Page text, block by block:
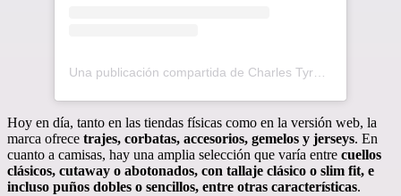
Una publicación compartida de Charles Tyrwhitt (@charlestyrwhitt)
Hoy en día, tanto en las tiendas físicas como en la versión web, la
marca ofrece trajes, corbatas, accesorios, gemelos y jerseys. En
cuanto a camisas, hay una amplia selección que varía entre cuellos
clásicos, cutaway o abotonados, con tallaje clásico o slim fit, e
incluso puños dobles o sencillos, entre otras características.